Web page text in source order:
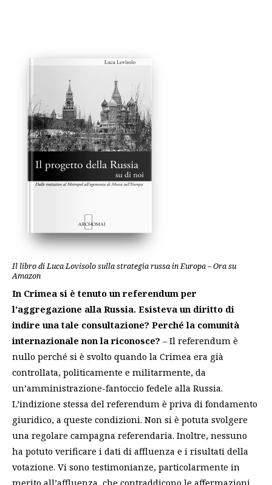
Il libro di Luca Lovisolo sulla strategia russa in Europa – Ora su
Amazon
In Crimea si è tenuto un referendum per
l’aggregazione alla Russia. Esisteva un diritto di
indire una tale consultazione? Perché la comunità
internazionale non la riconosce? – Il referendum è
nullo perché si è svolto quando la Crimea era già
controllata, politicamente e militarmente, da
un’amministrazione-fantoccio fedele alla Russia.
L’indizione stessa del referendum è priva di fondamento
giuridico, a queste condizioni. Non si è potuta svolgere
una regolare campagna referendaria. Inoltre, nessuno
ha potuto verificare i dati di affluenza e i risultati della
votazione. Vi sono testimonianze, particolarmente in